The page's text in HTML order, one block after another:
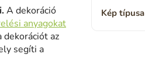
A dekoráció
anyagokat
dekorációt az
segíti a
Kép típusa